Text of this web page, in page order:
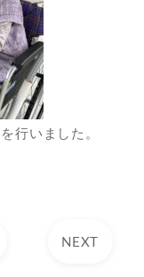
行いました。
NEXT